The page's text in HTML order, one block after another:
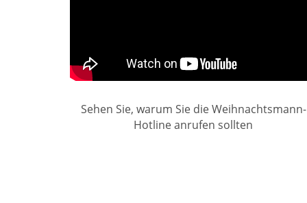
Sehen Sie, warum Sie die Weihnachtsmann-
Hotline anrufen sollten